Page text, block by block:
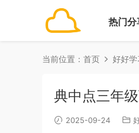
热门分
当前位置： 首页 好好学
典中点三年
2025-09-24